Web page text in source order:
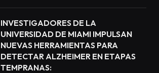
INVESTIGADORES DE LA
UNIVERSIDAD DE MIAMI IMPULSAN
NUEVAS HERRAMIENTAS PARA
DETECTAR ALZHEIMER EN ETAPAS
TEMPRANAS: